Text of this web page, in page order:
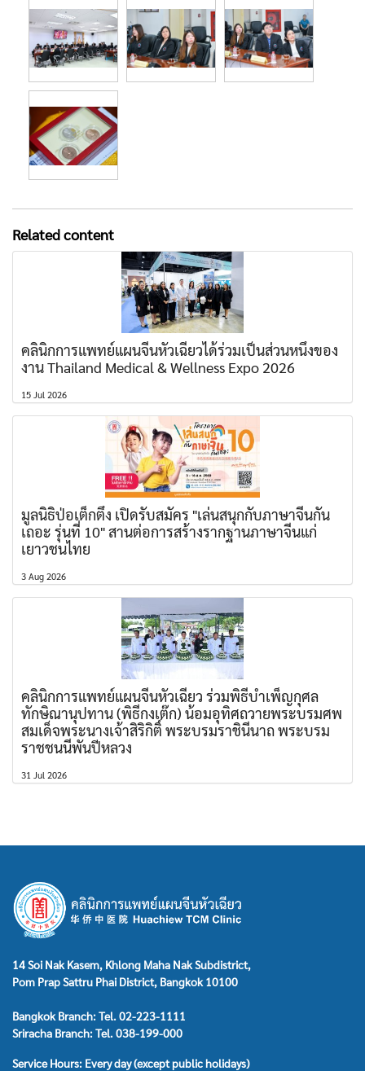
Related content
คลินิกการแพทย์แผนจีนหัวเฉียวได้ร่วมเป็นส่วนหนึ่งของ
งาน Thailand Medical & Wellness Expo 2026
15 Jul 2026
มูลนิธิป่อเต็กตึ๊ง เปิดรับสมัคร "เล่นสนุกกับภาษาจีนกัน
เถอะ รุ่นที่ 10" สานต่อการสร้างรากฐานภาษาจีนแก่
เยาวชนไทย
3 Aug 2026
คลินิกการแพทย์แผนจีนหัวเฉียว ร่วมพิธีบำเพ็ญกุศล
ทักษิณานุปทาน (พิธีกงเต๊ก) น้อมอุทิศถวายพระบรมศพ
สมเด็จพระนางเจ้าสิริกิติ์ พระบรมราชินีนาถ พระบรม
ราชชนนีพันปีหลวง
31 Jul 2026
14 Soi Nak Kasem, Khlong Maha Nak Subdistrict,
Pom Prap Sattru Phai District, Bangkok 10100
Bangkok Branch: Tel. 02-223-1111
Sriracha Branch: Tel. 038-199-000
Service Hours: Every day (except public holidays)